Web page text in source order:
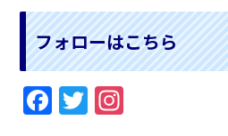
フォローはこちら
F T